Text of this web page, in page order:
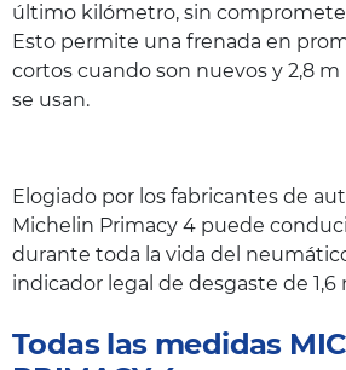
último kilómetro, sin
Esto permite una frenada en
cortos cuando son nuevos y 2,8
se usan.
Elogiado por los fabricantes de
Michelin Primacy 4 puede
durante toda la vida del
indicador legal de desgaste de 1,6
Todas las medidas